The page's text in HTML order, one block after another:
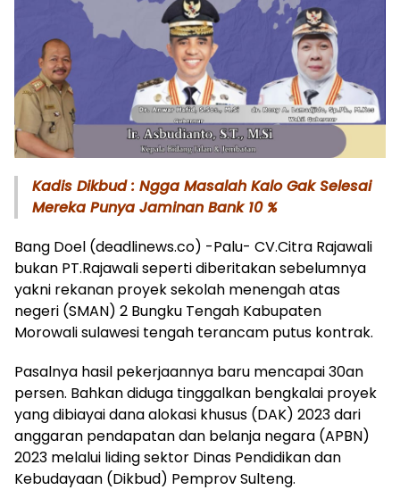
Kadis Dikbud : Ngga Masalah Kalo Gak Selesai
Mereka Punya Jaminan Bank 10 %
Bang Doel (deadlinews.co) -Palu- CV.Citra Rajawali
bukan PT.Rajawali seperti diberitakan sebelumnya
yakni rekanan proyek sekolah menengah atas
negeri (SMAN) 2 Bungku Tengah Kabupaten
Morowali sulawesi tengah terancam putus kontrak.
Pasalnya hasil pekerjaannya baru mencapai 30an
persen. Bahkan diduga tinggalkan bengkalai proyek
yang dibiayai dana alokasi khusus (DAK) 2023 dari
anggaran pendapatan dan belanja negara (APBN)
2023 melalui liding sektor Dinas Pendidikan dan
Kebudayaan (Dikbud) Pemprov Sulteng.